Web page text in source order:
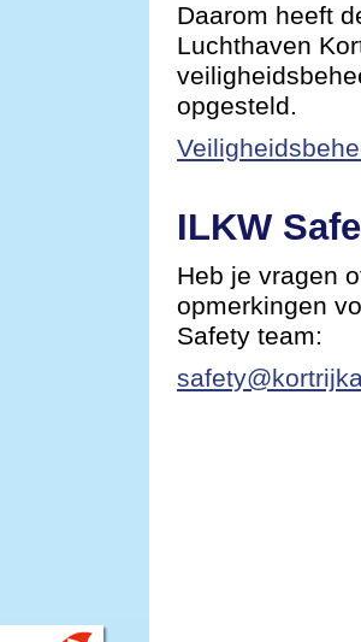
Daarom heeft
Luchthaven
opgesteld.
ILKW
Heb je vragen
opmerkingen
Safety team: